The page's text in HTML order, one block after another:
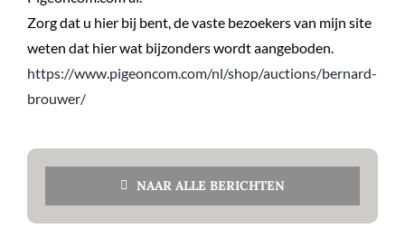
Zorg dat u hier bij bent, de vaste bezoekers van mijn site
weten dat hier wat bijzonders wordt aangeboden.
https://www.pigeoncom.com/nl/shop/auctions/bernard-
brouwer/
NAAR ALLE BERICHTEN